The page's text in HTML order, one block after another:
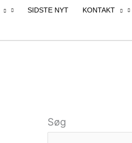
SIDSTE NYT KONTAKT
Søg